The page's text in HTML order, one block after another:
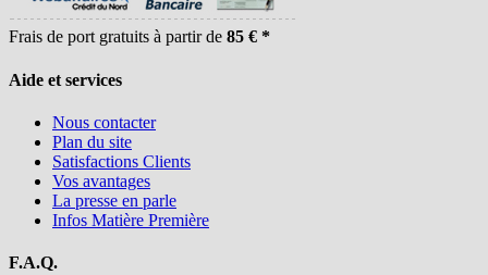
Frais de port gratuits à partir de 85 € *
Aide et services
Nous contacter
Plan du site
Satisfactions Clients
Vos avantages
La presse en parle
Infos Matière Première
F.A.Q.